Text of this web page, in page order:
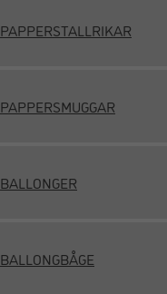
PAPPERSTALLRIKAR
PAPPERSMUGGAR
BALLONGER
BALLONGBÅGE